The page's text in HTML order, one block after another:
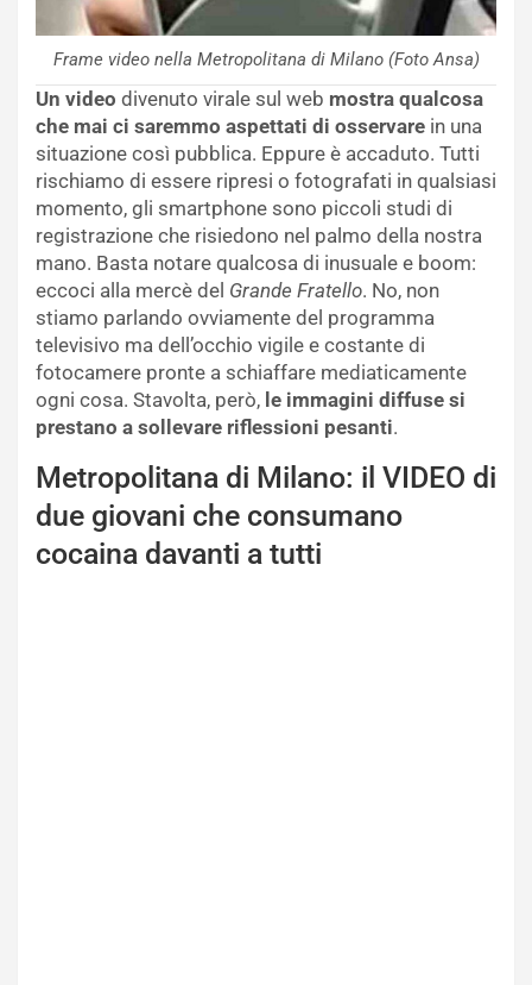
Frame video nella Metropolitana di Milano (Foto Ansa)
Un video divenuto virale sul web mostra qualcosa
che mai ci saremmo aspettati di osservare in una
situazione così pubblica. Eppure è accaduto. Tutti
rischiamo di essere ripresi o fotografati in qualsiasi
momento, gli smartphone sono piccoli studi di
registrazione che risiedono nel palmo della nostra
mano. Basta notare qualcosa di inusuale e boom:
eccoci alla mercè del Grande Fratello. No, non
stiamo parlando ovviamente del programma
televisivo ma dell’occhio vigile e costante di
fotocamere pronte a schiaffare mediaticamente
ogni cosa. Stavolta, però, le immagini diffuse si
prestano a sollevare riflessioni pesanti.
Metropolitana di Milano: il VIDEO di
due giovani che consumano
cocaina davanti a tutti